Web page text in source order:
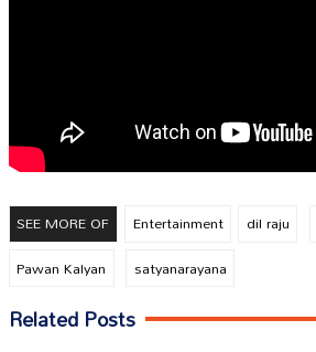
SEE MORE OF Entertainment dil raju
Pawan Kalyan
satyanarayana
Related Posts